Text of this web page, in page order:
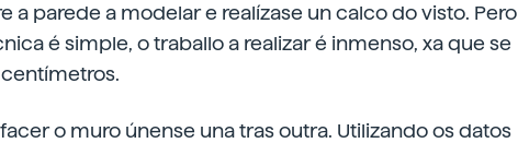
a parede a modelar e realízase un calco do visto. Pero
é simple, o traballo a realizar é inmenso, xa que se
o muro únense una tras outra. Utilizando os datos